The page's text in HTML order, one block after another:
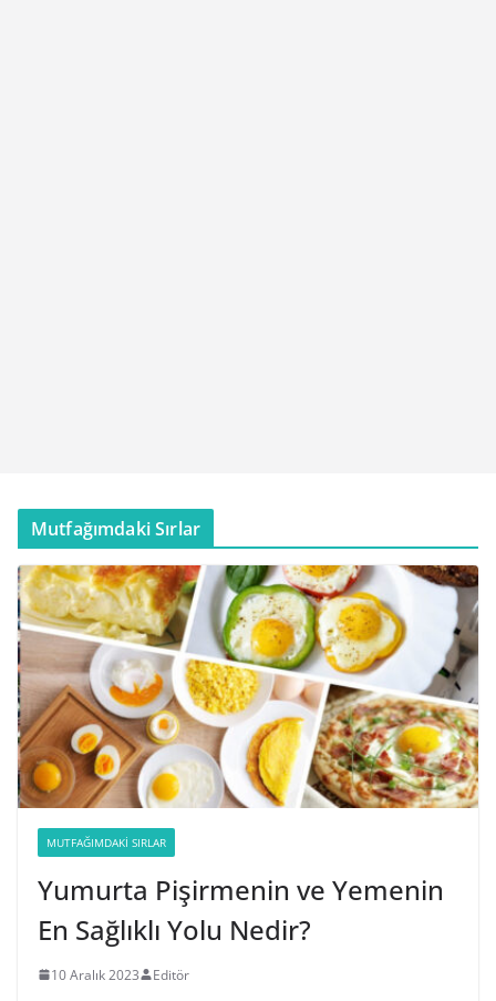
Mutfağımdaki Sırlar
MUTFAĞIMDAKI SIRLAR
Yumurta Pişirmenin ve Yemenin
En Sağlıklı Yolu Nedir?
10 Aralık 2023 Editör